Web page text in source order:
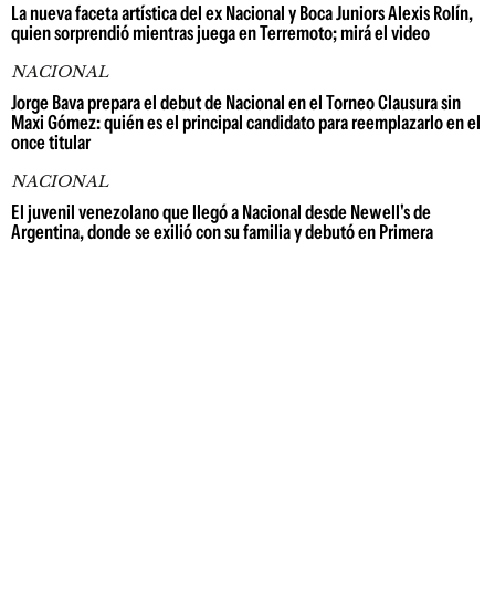
La nueva faceta artística del ex Nacional y Boca Juniors Alexis Rolín,
quien sorprendió mientras juega en Terremoto; mirá el video
NACIONAL
Jorge Bava prepara el debut de Nacional en el Torneo Clausura sin
Maxi Gómez: quién es el principal candidato para reemplazarlo en el
once titular
NACIONAL
El juvenil venezolano que llegó a Nacional desde Newell's de
Argentina, donde se exilió con su familia y debutó en Primera